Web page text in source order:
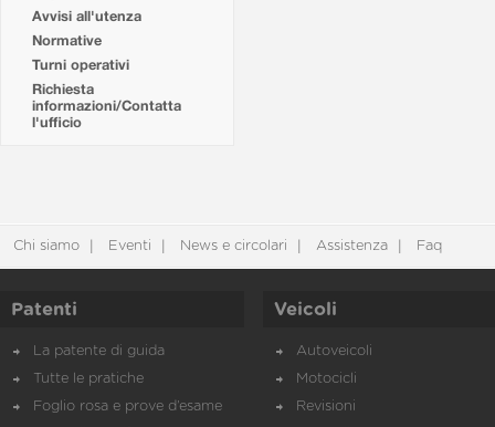
Avvisi all'utenza
Normative
Turni operativi
Richiesta
informazioni/Contatta
l'ufficio
Chi siamo Eventi News e circolari Assistenza Faq
Patenti
La patente di guida
Tutte le pratiche
Foglio rosa e prove d’esame
Veicoli
Autoveicoli
Motocicli
Revisioni